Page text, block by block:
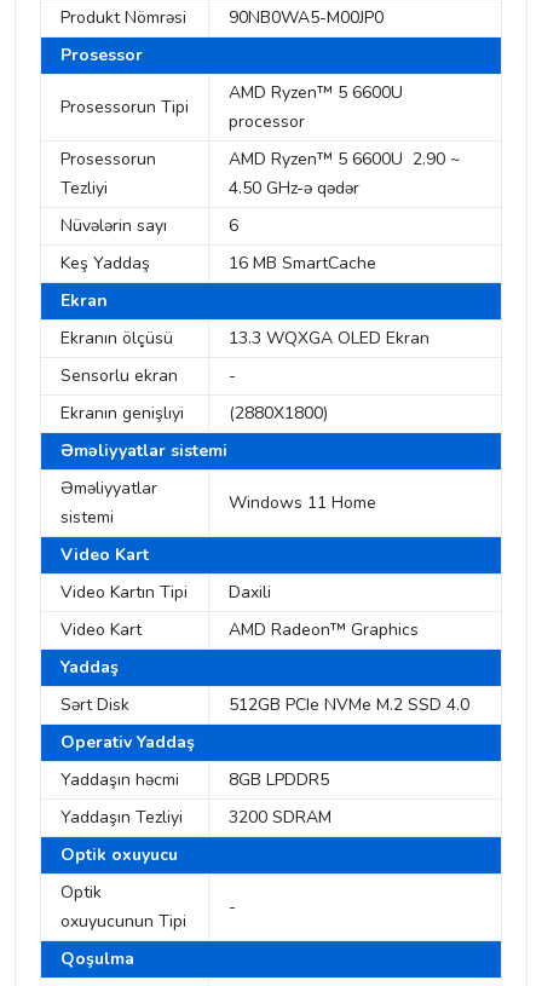
Produkt Nömrəsi
90NB0WA5-M00JP0
Prosessor
Prosessorun Tipi
AMD Ryzen™ 5 6600U
processor
Prosessorun
Tezliyi
AMD Ryzen™ 5 6600U 2.90 ~
4.50 GHz-ə qədər
Nüvələrin sayı
6
Keş Yaddaş
16 MB SmartCache
Ekran
Ekranın ölçüsü
13.3 WQXGA OLED Ekran
Sensorlu ekran
-
Ekranın genişlıyi
(2880X1800)
Əməliyyatlar sistemi
Əməliyyatlar
sistemi
Windows 11 Home
Video Kart
Video Kartın Tipi
Daxili
Video Kart
AMD Radeon™ Graphics
Yaddaş
Sərt Disk
512GB PCIe NVMe M.2 SSD 4.0
Operativ Yaddaş
Yaddaşın həcmi
8GB LPDDR5
Yaddaşın Tezliyi
3200 SDRAM
Optik oxuyucu
Optik
oxuyucunun Tipi
-
Qoşulma